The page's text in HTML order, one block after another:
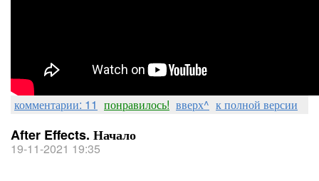
комментарии: 11 понравилось! вверх^ к полной версии
After Effects. Начало
19-11-2021 19:35